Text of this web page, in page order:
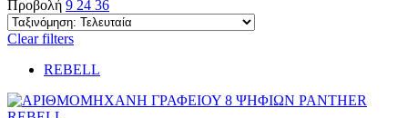
Προβολή 9 24 36
Clear filters
REBELL